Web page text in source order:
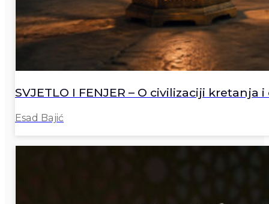
SVJETLO I FENJER – O civilizaciji kretanja
Esad Bajić